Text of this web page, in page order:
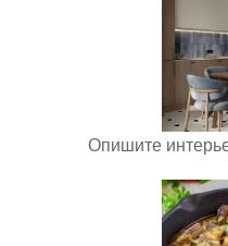
Опишите